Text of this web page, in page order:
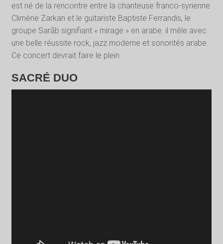
est né de la rencontre entre la chanteuse franco-syrienne
Climène Zarkan et le guitariste Baptiste Ferrandis, le
groupe Sarāb signifiant « mirage » en arabe. il mêle avec
une belle réussite rock, jazz moderne et sonorités arabe.
Ce concert devrait faire le plein.
SACRÉ DUO